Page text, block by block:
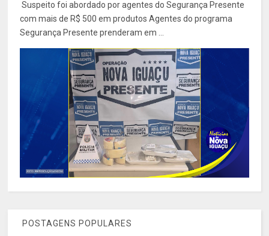
Suspeito foi abordado por agentes do Segurança Presente
com mais de R$ 500 em produtos Agentes do programa
Segurança Presente prenderam em ...
POSTAGENS POPULARES